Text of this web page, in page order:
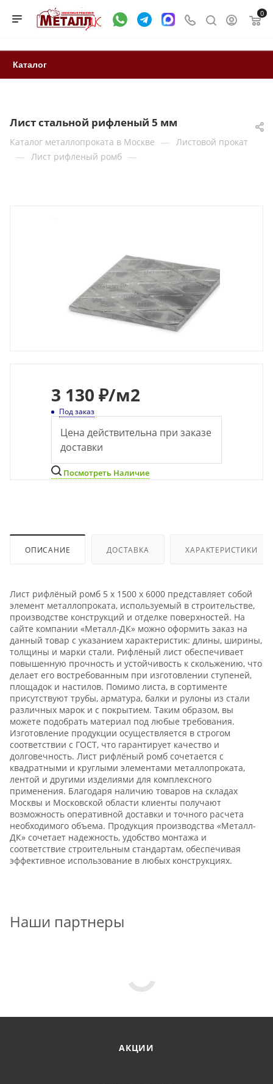
0
Каталог
Лист стальной рифленый 5 мм
Каталог металлопроката в Москве — Листовой прокат
— Лист рифленый ромб —
3 130 ₽/м2
Под заказ
Цена действительна при заказе
доставки
Посмотреть Наличие
ОПИСАНИЕ ДОСТАВКА ХАРАКТЕРИСТИКИ
Лист рифлёный ромб 5 х 1500 х 6000 представляет собой
элемент металлопроката, используемый в строительстве,
производстве конструкций и отделке поверхностей. На
сайте компании «Металл-ДК» можно оформить заказ на
данный товар с указанием характеристик: длины, ширины,
толщины и марки стали. Рифлёный лист обеспечивает
повышенную прочность и устойчивость к скольжению, что
делает его востребованным при изготовлении ступеней,
площадок и настилов. Помимо листа, в сортименте
присутствуют трубы, арматура, балки и рулоны из стали
различных марок и с покрытием. Таким образом, вы
можете подобрать материал под любые требования.
Изготовление продукции осуществляется в строгом
соответствии с ГОСТ, что гарантирует качество и
долговечность. Лист рифлёный ромб сочетается с
квадратными и круглыми элементами металлопроката,
лентой и другими изделиями для комплексного
применения. Благодаря наличию товаров на складах
Москвы и Московской области клиенты получают
возможность оперативной доставки и точного расчета
необходимого объема. Продукция производства «Металл-
ДК» сочетает надежность, удобство монтажа и
соответствие строительным стандартам, обеспечивая
эффективное использование в любых конструкциях.
Наши партнеры
АКЦИИ